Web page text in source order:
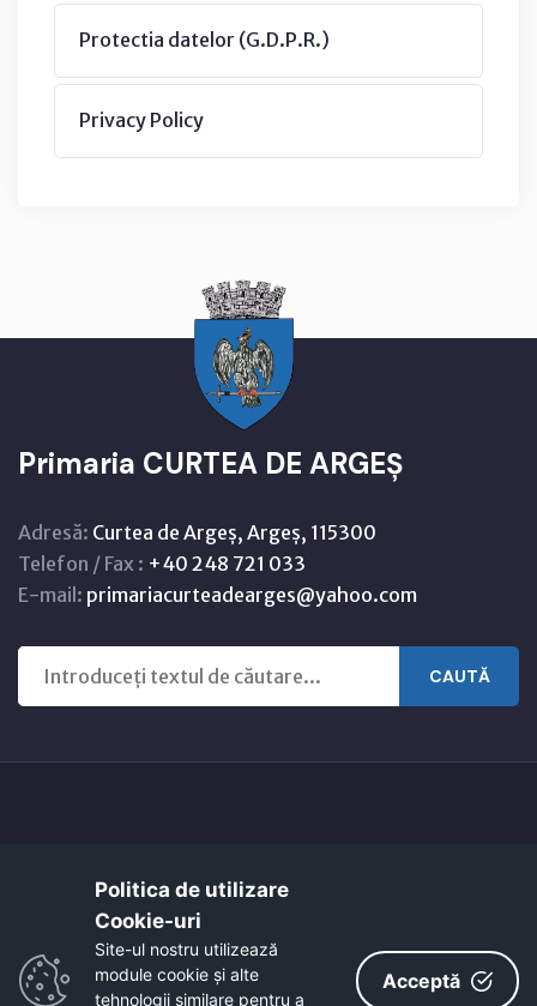
Protectia datelor (G.D.P.R.)
Privacy Policy
Primaria CURTEA DE ARGEȘ
Adresă: Curtea de Argeș, Argeș, 115300
Telefon / Fax : +40 248 721 033
E-mail: primariacurteadearges@yahoo.com
CAUTĂ
Harta orasului
Link-uri utile
EcoActive: Citizens for a Sustainable Europe
EcoActive: Citizens for a Sustainable Europe - Santiago
Politica de utilizare
Cookie-uri‎
Site-ul nostru utilizează
module cookie și alte
tehnologii similare pentru a
Acceptă